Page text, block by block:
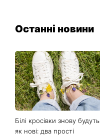
Останні новини
Білі кросівки знову будуть
як нові: два прості